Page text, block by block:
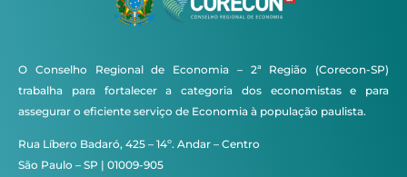
O Conselho Regional de Economia – 2ª Região (Corecon-SP)
trabalha para fortalecer a categoria dos economistas e para
assegurar o eficiente serviço de Economia à população paulista.
Rua Líbero Badaró, 425 – 14º. Andar – Centro
São Paulo – SP | 01009-905